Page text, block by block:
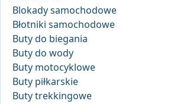
Blokady samochodowe
Błotniki samochodowe
Buty do biegania
Buty do wody
Buty motocyklowe
Buty piłkarskie
Buty trekkingowe